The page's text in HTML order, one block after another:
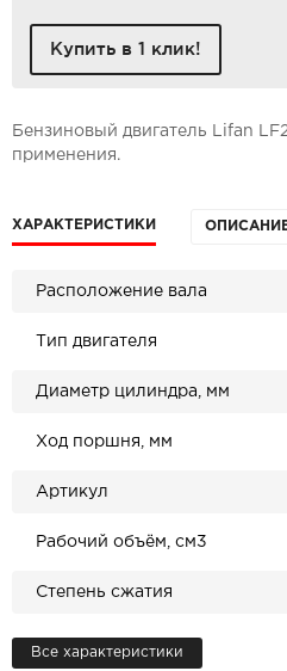
Купить в 1 клик!
Бензиновый двигатель Lifan
применения.
ХАРАКТЕРИСТИКИ
Расположение вала
Тип двигателя
Диаметр цилиндра, мм
Ход поршня, мм
Артикул
Рабочий объём, см3
Степень сжатия
Все характеристики